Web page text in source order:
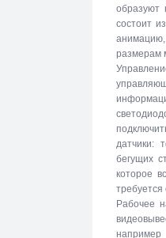
образуют
состоит
размерам
датчики:
бегущих
которое
Рабочее